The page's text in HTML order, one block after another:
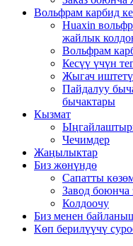
Вольфрам карбид
Huaxin
жайлык
Вольфрам
Кесүү үчүн
Жыгач
Пайдалуу
бычактары
Кызмат
Чечимдер
Жаңылыктар
Биз жөнүндө
Сапатты
Завод боюнча
Колдоочу
Биз менен
Көп берилүүчү